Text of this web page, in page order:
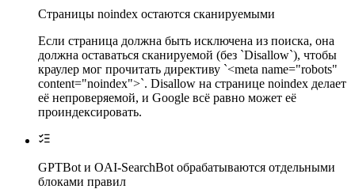
Страницы noindex остаются сканируемыми
Если страница должна быть исключена из поиска, она
должна оставаться сканируемой (без `Disallow`), чтобы
краулер мог прочитать директиву `<meta name="robots"
content="noindex">`. Disallow на странице noindex делает
её непроверяемой, и Google всё равно может её
проиндексировать.
GPTBot и OAI-SearchBot обрабатываются отдельными
блоками правил